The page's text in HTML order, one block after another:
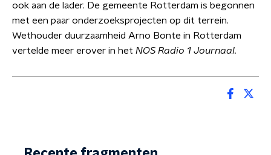
ook aan de lader. De gemeente Rotterdam is begonnen
met een paar onderzoeksprojecten op dit terrein.
Wethouder duurzaamheid Arno Bonte in Rotterdam
vertelde meer erover in het NOS Radio 1 Journaal.